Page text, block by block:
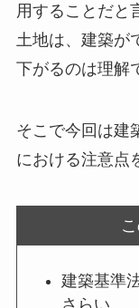
用することだと
土地は、建築が
下がるのは理解
そこで今回は建
における注意点
建築基準